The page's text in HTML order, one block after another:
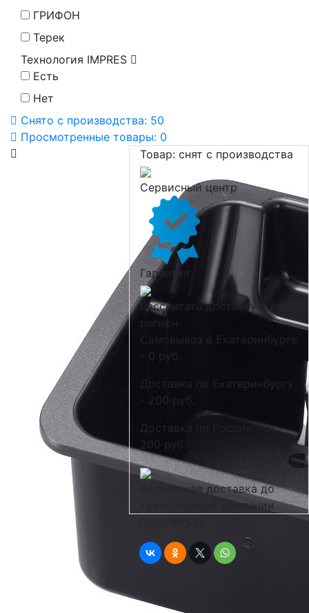
ГРИФОН
Терек
Технология IMPRES
Есть
Нет
Снято с производства: 50
Просмотренные товары: 0
Товар: снят с производства
Сервисный центр
Гарантия
Рассчитать доставку в ваш
регион
Самовывоз в Екатеринбурге
- 0 руб.
Доставка по Екатеринбургу
- 200 руб.
Доставка по России - от
200 руб.
Бесплатная доставка до
транспортной компании